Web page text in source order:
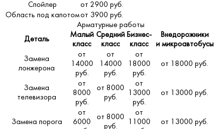
Спойлер
от 2900 руб.
Область под капотомот 3900 руб.
Арматурные работы
Деталь
Малый
класс
Средний
класс
Бизнес-
класс
Внедорожники
и микроавтобусы
Замена
лонжерона
от
14000
руб.
от
14000
руб.
от
18000
руб.
от 18000 руб.
Замена
телевизора
от
8000
руб.
от 8000
руб.
от
13000
руб.
от 13000 руб.
Замена порога
от
6000
от 8000
руб.
от
11000
от 13000 руб.